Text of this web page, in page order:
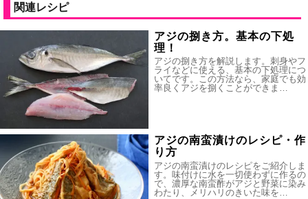
関連レシピ
アジの捌き方。基本の下処
理！
アジの捌き方を解説します。刺身やフ
ライなどに使える、基本の下処理につ
いてです。この方法なら、家庭でも効
率良くアジを捌くことができま…
アジの南蛮漬けのレシピ・作
り方
アジの南蛮漬けのレシピをご紹介しま
す。味付けに水を一切使わずに作るの
で、濃厚な南蛮酢がアジと野菜に染み
わたり、メリハリのきいた味を…